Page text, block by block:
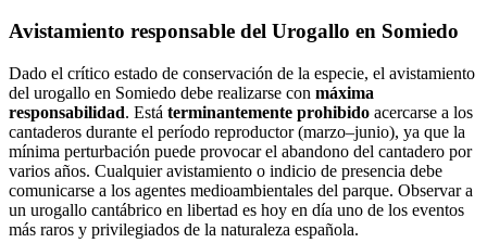
Avistamiento responsable del Urogallo en Somiedo
Dado el crítico estado de conservación de la especie, el avistamiento
del urogallo en Somiedo debe realizarse con máxima
responsabilidad. Está terminantemente prohibido acercarse a los
cantaderos durante el período reproductor (marzo–junio), ya que la
mínima perturbación puede provocar el abandono del cantadero por
varios años. Cualquier avistamiento o indicio de presencia debe
comunicarse a los agentes medioambientales del parque. Observar a
un urogallo cantábrico en libertad es hoy en día uno de los eventos
más raros y privilegiados de la naturaleza española.